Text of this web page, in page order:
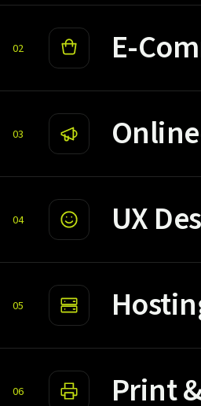
02 E-
03
04 UX
05
06 Print